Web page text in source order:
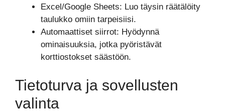
Excel/Google Sheets: Luo täysin räätälöity
taulukko omiin tarpeisiisi.
Automaattiset siirrot: Hyödynnä
ominaisuuksia, jotka pyöristävät
korttiostokset säästöön.
Tietoturva ja sovellusten
valinta